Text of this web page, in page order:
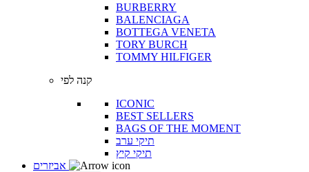
BURBERRY
BALENCIAGA
BOTTEGA VENETA
TORY BURCH
TOMMY HILFIGER
קנה לפי
ICONIC
BEST SELLERS
BAGS OF THE MOMENT
תיקי ערב
תיקי קיץ